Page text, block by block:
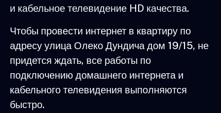
и кабельное телевидение HD качества.
Чтобы провести интернет в квартиру по
адресу улица Олеко Дундича дом 19/15, не
придется ждать, все работы по
подключению домашнего интернета и
кабельного телевидения выполняются
быстро.